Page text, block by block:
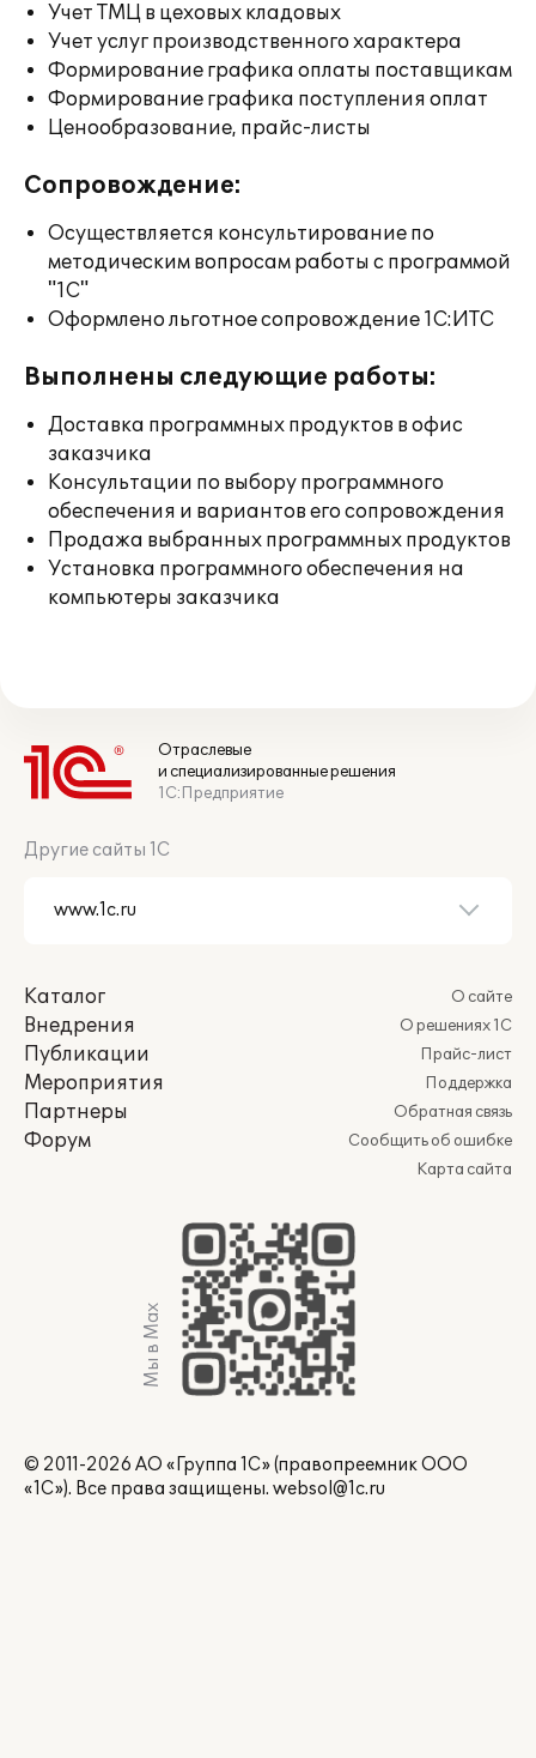
Учет ТМЦ в цеховых кладовых
Учет услуг производственного характера
Формирование графика оплаты поставщикам
Формирование графика поступления оплат
Ценообразование, прайс-листы
Сопровождение:
Осуществляется консультирование по
методическим вопросам работы с программой
"1С"
Оформлено льготное сопровождение 1С:ИТС
Выполнены следующие работы:
Доставка программных продуктов в офис
заказчика
Консультации по выбору программного
обеспечения и вариантов его сопровождения
Продажа выбранных программных продуктов
Установка программного обеспечения на
компьютеры заказчика
Отраслевые
и специализированные решения
1С:Предприятие
Другие сайты 1С
Каталог
Внедрения
Публикации
Мероприятия
Партнеры
Форум
О сайте
О решениях 1С
Прайс-лист
Поддержка
Обратная связь
Сообщить об ошибке
Карта сайта
Мы в Max
© 2011-2026 АО «Группа 1С» (правопреемник ООО
«1С»). Все права защищены. websol@1c.ru